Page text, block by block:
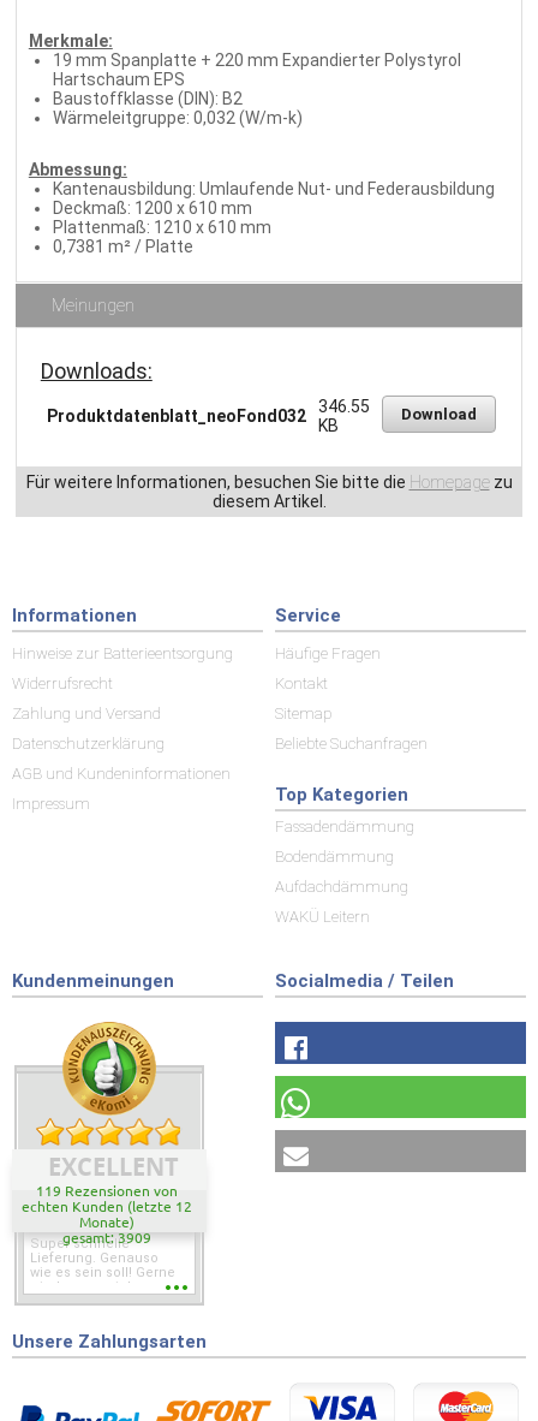
Merkmale:
19 mm Spanplatte + 220 mm Expandierter Polystyrol
Hartschaum EPS
Baustoffklasse (DIN): B2
Wärmeleitgruppe: 0,032 (W/m-k)
Abmessung:
Kantenausbildung: Umlaufende Nut- und Federausbildung
Deckmaß: 1200 x 610 mm
Plattenmaß: 1210 x 610 mm
0,7381 m² / Platte
Meinungen
Downloads:
Produktdatenblatt_neoFond032
346.55
KB
Download
Für weitere Informationen, besuchen Sie bitte die Homepagezu
diesem Artikel.
Informationen
Hinweise zur Batterieentsorgung
Widerrufsrecht
Zahlung und Versand
Datenschutzerklärung
AGB und Kundeninformationen
Impressum
Service
Häufige Fragen
Kontakt
Sitemap
Beliebte Suchanfragen
Top Kategorien
Fassadendämmung
Bodendämmung
Aufdachdämmung
WAKÜ Leitern
Kundenmeinungen
EXCELLENT
119 Rezensionen von
echten Kunden (letzte 12
Monate)
gesamt: 3909
Super schnelle
Lieferung. Genauso
wie es sein soll! Gerne
wieder wenn ich was
Socialmedia / Teilen
Unsere Zahlungsarten